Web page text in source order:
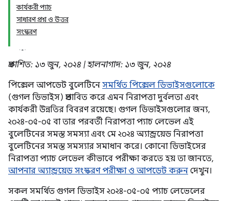
কার্যকরী প্যাচ
সাধারণ প্রশ্ন ও উত্তর
সংস্করণ
প্রকাশিত: ১৩ জুন, ২০২৪ | হালনাগাদ: ১৩ জুন, ২০২৪
পিক্সেল আপডেট বুলেটিনে সমর্থিত পিক্সেল ডিভাইসগুলোকে
(গুগল ডিভাইস) প্রভাবিত করে এমন নিরাপত্তা দুর্বলতা এবং
কার্যকরী উন্নতির বিবরণ রয়েছে। গুগল ডিভাইসগুলোর জন্য,
২০২৪-০৫-০৫ বা তার পরবর্তী নিরাপত্তা প্যাচ লেভেল এই
বুলেটিনের সমস্ত সমস্যা এবং মে ২০২৪ অ্যান্ড্রয়েড নিরাপত্তা
বুলেটিনের সমস্ত সমস্যার সমাধান করে। কোনো ডিভাইসের
নিরাপত্তা প্যাচ লেভেল কীভাবে পরীক্ষা করতে হয় তা জানতে,
আপনার অ্যান্ড্রয়েড সংস্করণ পরীক্ষা ও আপডেট করুন দেখুন।
সকল সমর্থিত গুগল ডিভাইস ২০২৪-০৫-০৫ প্যাচ লেভেলের